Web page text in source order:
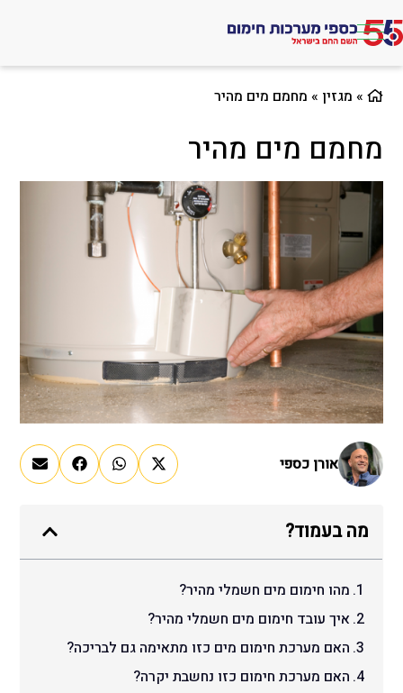
לתוכן
האתר
» מגזין » מחמם מים מהיר
מחמם מים מהיר
אורן כספי
מה בעמוד?
מהו חימום מים חשמלי מהיר?
איך עובד חימום מים חשמלי מהיר?
האם מערכת חימום מים כזו מתאימה גם לבריכה?
האם מערכת חימום כזו נחשבת יקרה?